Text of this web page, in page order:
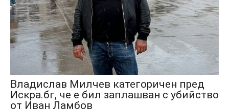
Владислав Милчев категоричен пред
Искра.бг, че е бил заплашван с убийство
от Иван Ламбов